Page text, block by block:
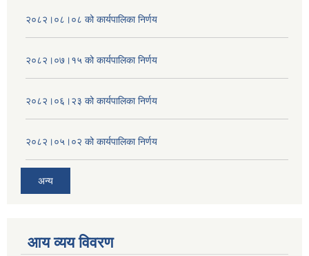
२०८२।०८।०८ को कार्यपालिका निर्णय
२०८२।०७।१५ को कार्यपालिका निर्णय
२०८२।०६।२३ को कार्यपालिका निर्णय
२०८२।०५।०२ को कार्यपालिका निर्णय
अन्य
आय व्यय विवरण